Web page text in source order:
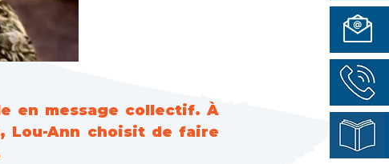
en message collectif. À
Lou-Ann choisit de faire